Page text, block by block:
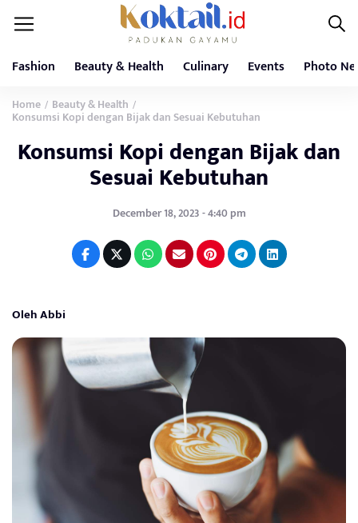
Fashion Beauty & Health Culinary Events Photo
Home / Beauty & Health /
Konsumsi Kopi dengan Bijak dan Sesuai Kebutuhan
Konsumsi Kopi dengan Bijak dan
Sesuai Kebutuhan
December 18, 2023 - 4:40 pm
Oleh Abbi